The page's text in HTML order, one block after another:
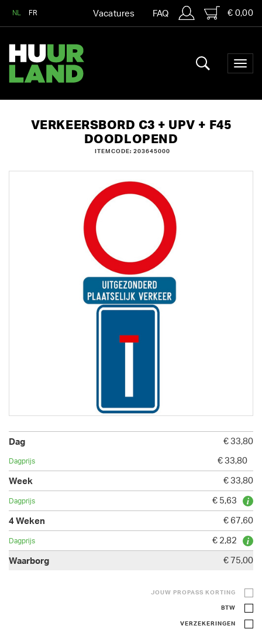
NL FR Vacatures FAQ € 0,00
VERKEERSBORD C3 + UPV + F45
DOODLOPEND
ITEMCODE: 203645000
€ 33,80
€ 33,80
€ 33,80
€ 5,63
€ 67,60
€ 2,82
€ 75,00
JOUW PROPASS KORTING
BTW
VERZEKERINGEN